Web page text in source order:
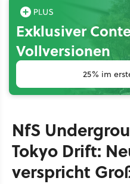
Exklusiver
Vollversionen
25% im
NfS
Tokyo Drift:
verspricht